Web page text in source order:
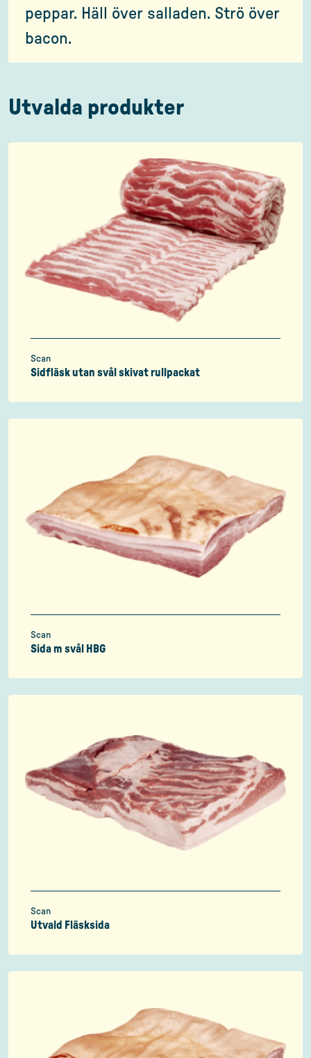
peppar. Häll över salladen. Strö över
bacon.
Utvalda produkter
Scan
Sidfläsk utan svål skivat rullpackat
Scan
Sida m svål HBG
Scan
Utvald Fläsksida